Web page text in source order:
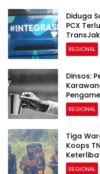
Diduga
PCX
REGIONAL
Dinsos:
REGIONAL
Tiga
Koops
REGIONAL